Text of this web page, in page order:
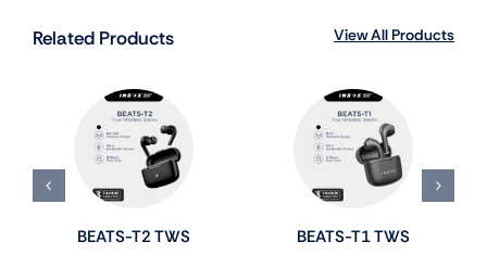
Related Products View All Products
BEATS-T2 TWS BEATS-T1 TWS